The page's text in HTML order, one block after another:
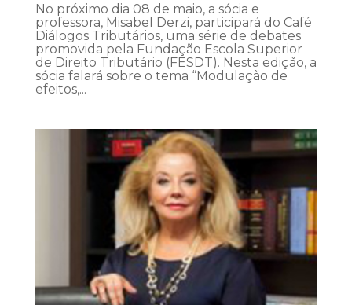
No próximo dia 08 de maio, a sócia e
professora, Misabel Derzi, participará do Café
Diálogos Tributários, uma série de debates
promovida pela Fundação Escola Superior
de Direito Tributário (FESDT). Nesta edição, a
sócia falará sobre o tema “Modulação de
efeitos,...